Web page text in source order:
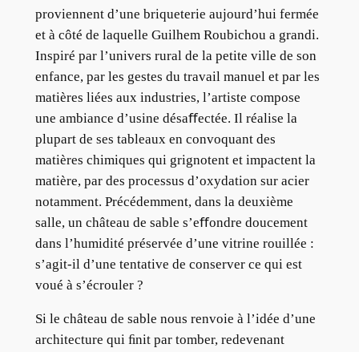
proviennent d’une briqueterie aujourd’hui fermée
et à côté de laquelle Guilhem Roubichou a grandi.
Inspiré par l’univers rural de la petite ville de son
enfance, par les gestes du travail manuel et par les
matières liées aux industries, l’artiste compose
une ambiance d’usine désaﬀectée. Il réalise la
plupart de ses tableaux en convoquant des
matières chimiques qui grignotent et impactent la
matière, par des processus d’oxydation sur acier
notamment. Précédemment, dans la deuxième
salle, un château de sable s’eﬀondre doucement
dans l’humidité préservée d’une vitrine rouillée :
s’agit-il d’une tentative de conserver ce qui est
voué à s’écrouler ?
Si le château de sable nous renvoie à l’idée d’une
architecture qui ﬁnit par tomber, redevenant